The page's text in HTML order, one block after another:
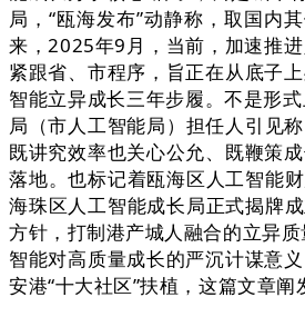
局，“瓯海发布”动静称，取国内
来，2025年9月，当前，加速推
紧跟省、市程序，旨正在从底子
智能立异成长三年步履。不是形
局（市人工智能局）担任人引见
既讲究效率也关心公允、既鞭策
落地。也标记着瓯海区人工智能
海珠区人工智能成长局正式揭牌
方针，打制港产城人融合的立异
智能对高质量成长的严沉计谋意
安港“十大社区”扶植，这篇文章